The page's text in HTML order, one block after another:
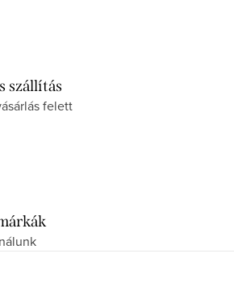
szállítás
felett